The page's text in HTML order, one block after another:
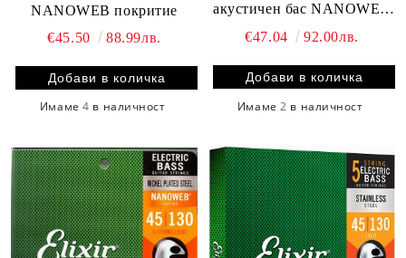
NANOWEB покритие
€45.50
88.99лв.
Имаме4 в наличност
акустичен бас NANOWEB
покритие
€47.04 92.00лв.
Имаме2 в наличност